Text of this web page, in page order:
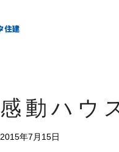
感動ハウ
2015年7月15日